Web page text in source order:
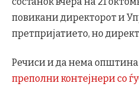
повикани директорот и
претпријатието, но
Речиси и да нема општина
преполни контејнери со